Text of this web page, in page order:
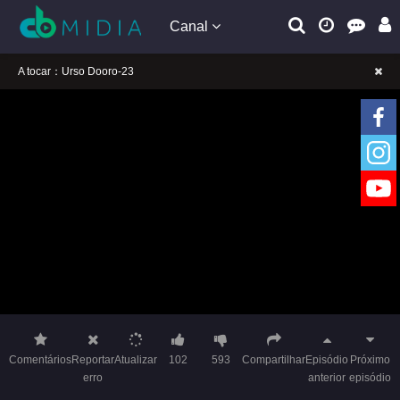
Canal
A tocar：Urso Dooro-23
ComentáriosReportar
erro
Atualizar 102 593 CompartilharEpisódio
anterior
Próximo
episódio